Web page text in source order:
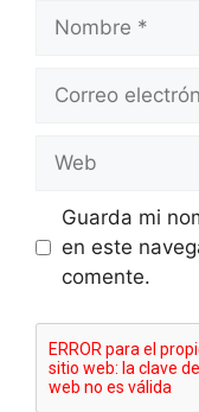
Nombre
Correo
Web
Guarda mi
en este
comente.